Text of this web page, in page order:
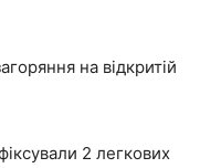
на відкритій
2 легкових